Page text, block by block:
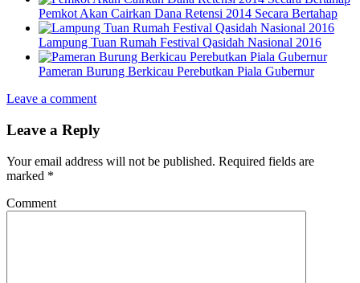
Pemkot Akan Cairkan Dana Retensi 2014 Secara Bertahap
Lampung Tuan Rumah Festival Qasidah Nasional 2016
Pameran Burung Berkicau Perebutkan Piala Gubernur
Leave a comment
Leave a Reply
Your email address will not be published. Required fields are
marked *
Comment